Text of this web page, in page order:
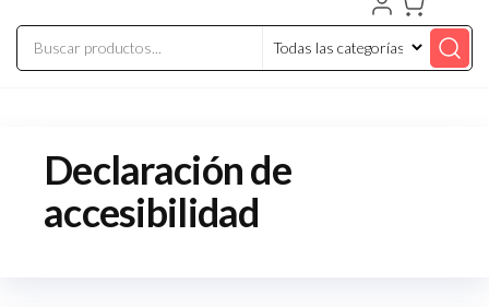
Declaración de
accesibilidad